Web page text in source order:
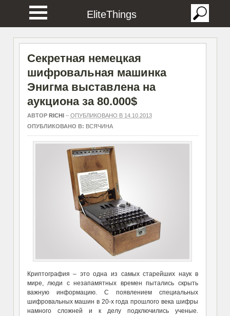
EliteThings
Секретная немецкая
шифровальная машинка
Энигма выставлена на
аукциона за 80.000$
АВТОР RICHI– ОПУБЛИКОВАНО В 14.10.2013
ОПУБЛИКОВАНО В: ВСЯЧИНА
Криптография – это одна из самых старейших наук в
мире, люди с незапамятных времен пытались скрыть
важную информацию. С появлением специальных
шифровальных машин в 20-х года прошлого века шифры
намного сложней и к делу подключились ученые.